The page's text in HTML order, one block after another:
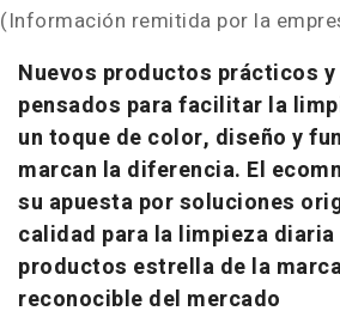
(Información remitida por la
Nuevos productos prácticos
pensados para facilitar la
un toque de color, diseño y
marcan la diferencia. El
su apuesta por soluciones
calidad para la limpieza
productos estrella de la
reconocible del mercado